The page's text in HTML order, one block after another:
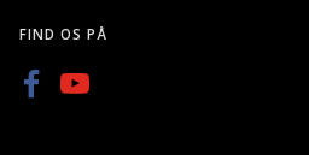
FIND OS PÅ